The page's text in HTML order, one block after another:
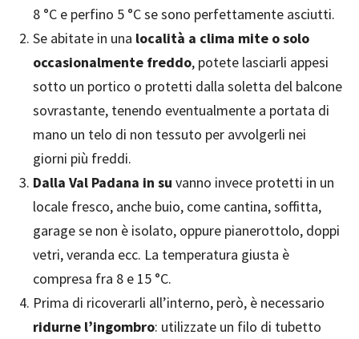
8 °C e perfino 5 °C se sono perfettamente asciutti.
Se abitate in una località a clima mite o solo
occasionalmente freddo, potete lasciarli appesi
sotto un portico o protetti dalla soletta del balcone
sovrastante, tenendo eventualmente a portata di
mano un telo di non tessuto per avvolgerli nei
giorni più freddi.
Dalla Val Padana in su vanno invece protetti in un
locale fresco, anche buio, come cantina, soffitta,
garage se non è isolato, oppure pianerottolo, doppi
vetri, veranda ecc. La temperatura giusta è
compresa fra 8 e 15 °C.
Prima di ricoverarli all’interno, però, è necessario
ridurne l’ingombro: utilizzate un filo di tubetto